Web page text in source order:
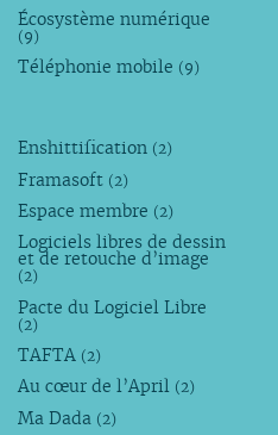
Écosystème numérique
(9)
Téléphonie mobile (9)
Enshittification (2)
Framasoft (2)
Espace membre (2)
Logiciels libres de dessin
et de retouche d’image
(2)
Pacte du Logiciel Libre
(2)
TAFTA (2)
Au cœur de l’April (2)
Ma Dada (2)